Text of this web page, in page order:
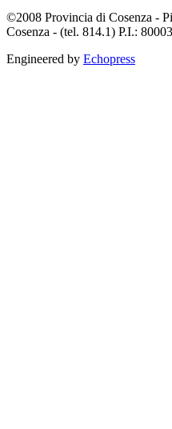
©2008 Provincia di Cosenza -
Cosenza - (tel. 814.1) P.I.:
Engineered by Echopress